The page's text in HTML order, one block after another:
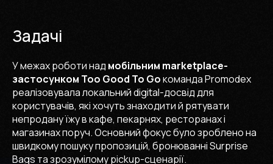
Задачі
У межах роботи над мобільним marketplace-
застосунком Too Good To Goкоманда Promodex
реалізовувала локальний digital-досвід для
користувачів, які хочуть знаходити й рятувати
непродану їжу в кафе, пекарнях, ресторанах і
магазинах поруч. Основний фокус було зроблено на
швидкому пошуку пропозицій, бронюванні Surprise
Bags та зрозумілому pickup-сценарії.